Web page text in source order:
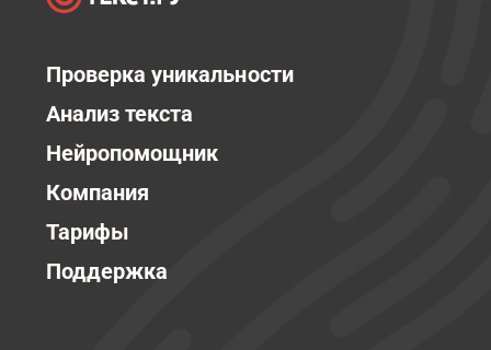
Проверка уникальности
Анализ текста
Нейропомощник
Компания
Тарифы
Поддержка